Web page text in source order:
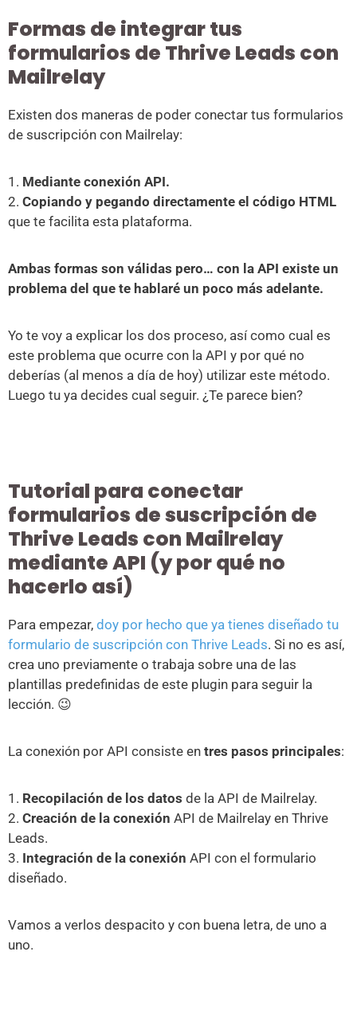
Formas de integrar tus
formularios de Thrive Leads con
Mailrelay
Existen dos maneras de poder conectar tus formularios
de suscripción con Mailrelay:
1. Mediante conexión API.
2. Copiando y pegando directamente el código HTML
que te facilita esta plataforma.
Ambas formas son válidas pero… con la API existe un
problema del que te hablaré un poco más adelante.
Yo te voy a explicar los dos proceso, así como cual es
este problema que ocurre con la API y por qué no
deberías (al menos a día de hoy) utilizar este método.
Luego tu ya decides cual seguir. ¿Te parece bien?
Tutorial para conectar
formularios de suscripción de
Thrive Leads con Mailrelay
mediante API (y por qué no
hacerlo así)
Para empezar, doy por hecho que ya tienes diseñado tu
formulario de suscripción con Thrive Leads. Si no es así,
crea uno previamente o trabaja sobre una de las
plantillas predefinidas de este plugin para seguir la
lección. 😉
La conexión por API consiste en tres pasos principales:
1. Recopilación de los datos de la API de Mailrelay.
2. Creación de la conexión API de Mailrelay en Thrive
Leads.
3. Integración de la conexión API con el formulario
diseñado.
Vamos a verlos despacito y con buena letra, de uno a
uno.